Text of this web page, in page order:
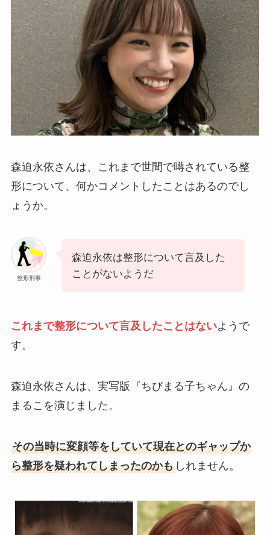
森迫永依さんは、これまで世間で噂されている整
形について、何かコメントしたことはあるのでし
ょうか。
整形刑事
森迫永依は整形について言及した
ことがないようだ
これまで整形について言及したことはないようで
す。
森迫永依さんは、実写版『ちびまる子ちゃん』の
まるこを演じました。
その当時に変顔等をしていて現在とのギャップか
ら整形を疑われてしまったのかもしれません。